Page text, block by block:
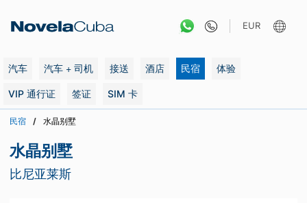
容
EUR
汽车 汽车 + 司机 接送 酒店 民宿 体验
VIP 通行证 签证 SIM 卡
民宿 水晶别墅
水晶别墅
比尼亚莱斯